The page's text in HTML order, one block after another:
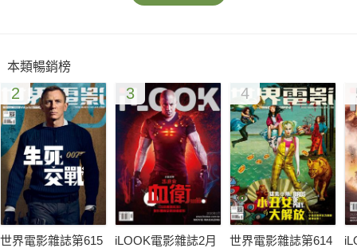
本類暢銷榜
2
世界電影雜誌第615
3
iLOOK電影雜誌2月
4
世界電影雜誌第614